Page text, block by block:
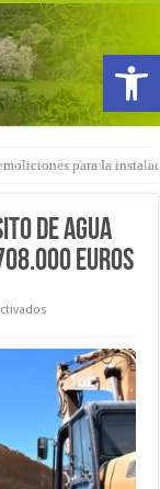
Abrir
Freestyle Zombies de
de agua
euros
reforma
del
depósito
de
agua
Tabaiba
I
con
una
inversión